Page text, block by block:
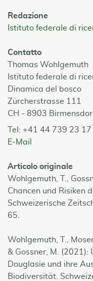
Redazione
Istituto federale di
Contatto
Thomas Wohlgemuth
Istituto federale di
Dinamica del bosco
Zürcherstrasse 111
CH - 8903
Tel: +41 44 739 23 17
E-Mail
Articolo originale
Wohlgemuth, T.,
Chancen und Risiken
Schweizerische
65.
Wohlgemuth, T.,
& Gossner, M.
Douglasie und ihre
Biodiversität.